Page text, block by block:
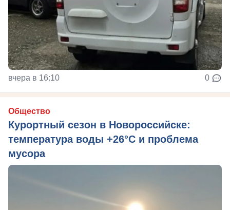
вчера в 16:10 0
Общество
Курортный сезон в Новороссийске:
температура воды +26°C и проблема
мусора